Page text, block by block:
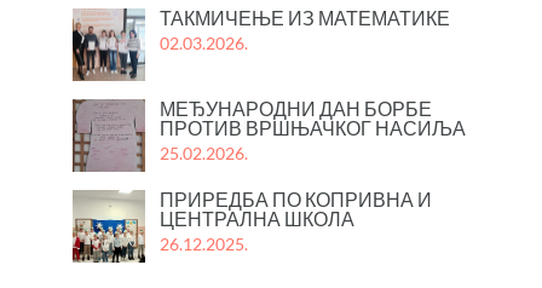
ТАКМИЧЕЊЕ ИЗ МАТЕМАТИКЕ
02.03.2026.
МЕЂУНАРОДНИ ДАН БОРБЕ
ПРОТИВ ВРШЊАЧКОГ НАСИЉА
25.02.2026.
ПРИРЕДБА ПО КОПРИВНА И
ЦЕНТРАЛНА ШКОЛА
26.12.2025.